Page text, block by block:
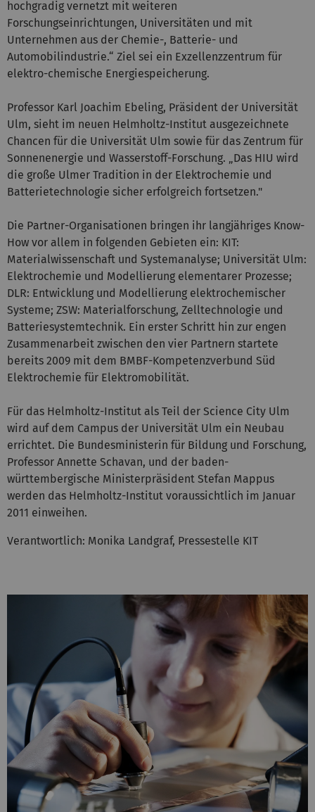
hochgradig vernetzt mit weiteren
Forschungseinrichtungen, Universitäten und mit
Unternehmen aus der Chemie-, Batterie- und
Automobilindustrie.“ Ziel sei ein Exzellenzzentrum für
elektro-chemische Energiespeicherung.
Professor Karl Joachim Ebeling, Präsident der Universität
Ulm, sieht im neuen Helmholtz-Institut ausgezeichnete
Chancen für die Universität Ulm sowie für das Zentrum für
Sonnenenergie und Wasserstoff-Forschung. „Das HIU wird
die große Ulmer Tradition in der Elektrochemie und
Batterietechnologie sicher erfolgreich fortsetzen."
Die Partner-Organisationen bringen ihr langjähriges Know-
How vor allem in folgenden Gebieten ein: KIT:
Materialwissenschaft und Systemanalyse; Universität Ulm:
Elektrochemie und Modellierung elementarer Prozesse;
DLR: Entwicklung und Modellierung elektrochemischer
Systeme; ZSW: Materialforschung, Zelltechnologie und
Batteriesystemtechnik. Ein erster Schritt hin zur engen
Zusammenarbeit zwischen den vier Partnern startete
bereits 2009 mit dem BMBF-Kompetenzverbund Süd
Elektrochemie für Elektromobilität.
Für das Helmholtz-Institut als Teil der Science City Ulm
wird auf dem Campus der Universität Ulm ein Neubau
errichtet. Die Bundesministerin für Bildung und Forschung,
Professor Annette Schavan, und der baden-
württembergische Ministerpräsident Stefan Mappus
werden das Helmholtz-Institut voraussichtlich im Januar
2011 einweihen.
Verantwortlich: Monika Landgraf, Pressestelle KIT